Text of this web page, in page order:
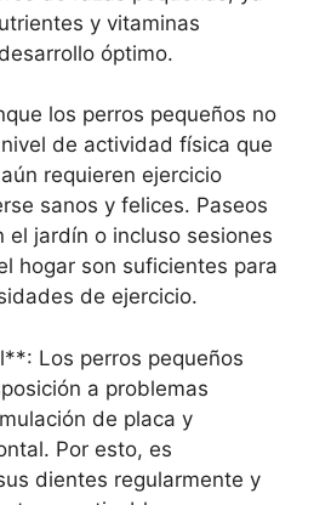
y vitaminas
óptimo.
los perros pequeños no
de actividad física que
requieren ejercicio
sanos y felices. Paseos
el jardín o incluso sesiones
hogar son suficientes para
de ejercicio.
Los perros pequeños
a problemas
de placa y
Por esto, es
dientes regularmente y